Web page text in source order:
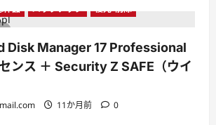
作品
バックアップ 復元・削除
Disk Manager 17 Professional
ンス ＋ Security Z SAFE（ウイ
11か月前 0